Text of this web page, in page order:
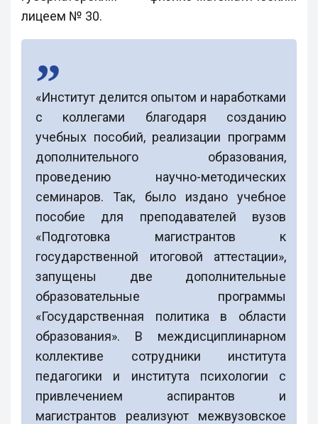
лицеем № 30.
«Институт делится опытом и наработками
с коллегами благодаря созданию
учебных пособий, реализации программ
дополнительного образования,
проведению научно-методических
семинаров. Так, было издано учебное
пособие для преподавателей вузов
«Подготовка магистрантов к
государственной итоговой аттестации»,
запущены две дополнительные
образовательные программы
«Государственная политика в области
образования». В междисциплинарном
коллективе сотрудники института
педагогики и института психологии с
привлечением аспирантов и
магистрантов реализуют межвузовское